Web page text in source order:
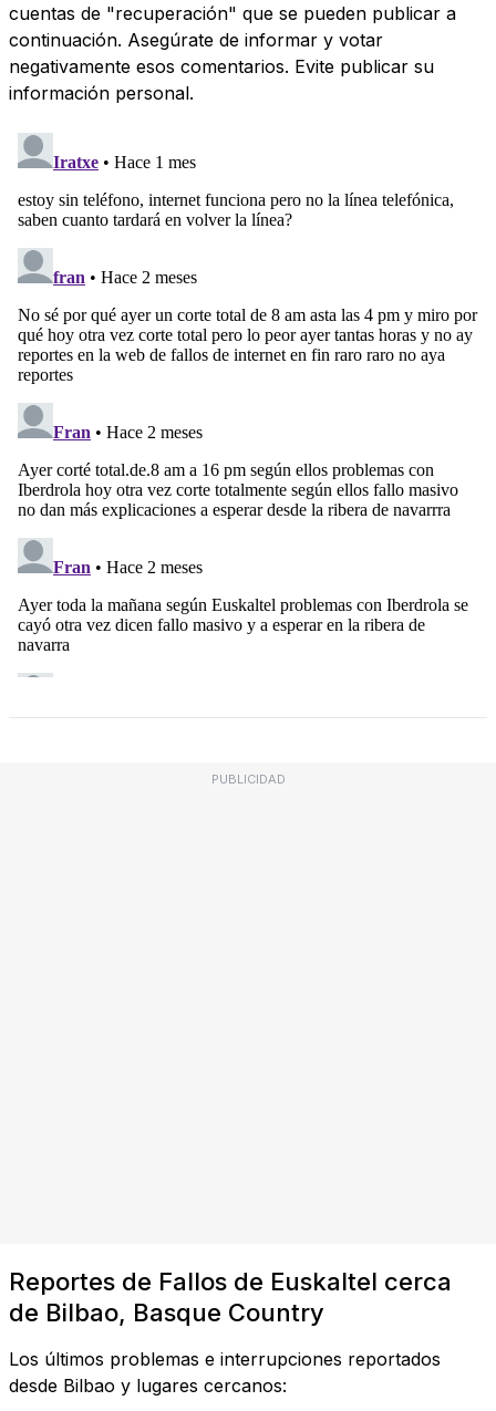
cuentas de "recuperación" que se pueden publicar a
continuación. Asegúrate de informar y votar
negativamente esos comentarios. Evite publicar su
información personal.
PUBLICIDAD
Reportes de Fallos de Euskaltel cerca
de Bilbao, Basque Country
Los últimos problemas e interrupciones reportados
desde Bilbao y lugares cercanos: